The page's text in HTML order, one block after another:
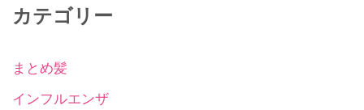
カテゴリー
まとめ髪
インフルエンザ